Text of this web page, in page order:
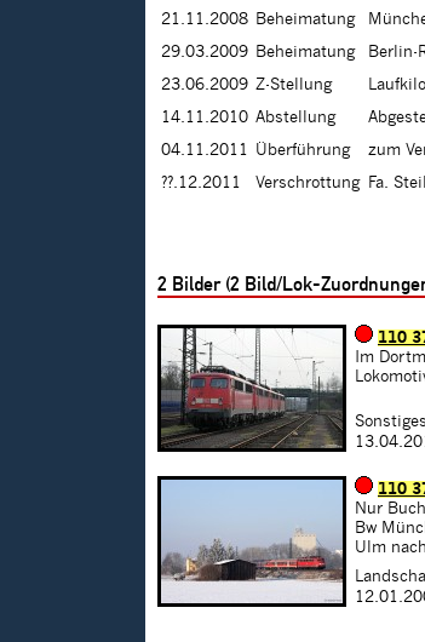
21.11.2008 Beheimatung
29.03.2009 Beheimatung
Berlin-
23.06.2009 Z-Stellung
14.11.2010 Abstellung
04.11.2011 Überführung
zum
??.12.2011
Verschrottung Fa.
2 Bilder (2 Bild/Lok-
110
Im
Sonstiges
110
Nur
Bw
Ulm